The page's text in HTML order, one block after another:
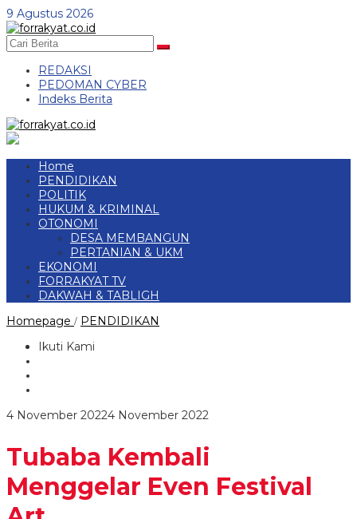
Skip
to
content
9 Agustus 2026
REDAKSI
PEDOMAN CYBER
Indeks Berita
Home
PENDIDIKAN
POLITIK
HUKUM & KRIMINAL
OTONOMI
DESA MEMBANGUN
PERTANIAN & UKM
EKONOMI
FORRAKYAT TV
DAKWAH & TABLIGH
Homepage / PENDIDIKAN
Ikuti Kami
4 November 20224 November 2022
Tubaba Kembali
Menggelar Even Festival